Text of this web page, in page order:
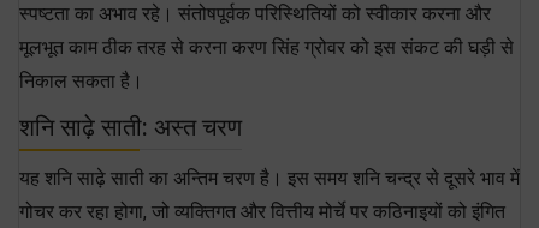
स्पष्टता का अभाव रहे। संतोषपूर्वक परिस्थितियों को स्वीकार करना और
मूलभूत काम ठीक तरह से करना करण सिंह ग्रोवर को इस संकट की घड़ी से
निकाल सकता है।
शनि साढ़े साती: अस्त चरण
यह शनि साढ़े साती का अन्तिम चरण है। इस समय शनि चन्द्र से दूसरे भाव में
गोचर कर रहा होगा, जो व्यक्तिगत और वित्तीय मोर्चे पर कठिनाइयों को इंगित